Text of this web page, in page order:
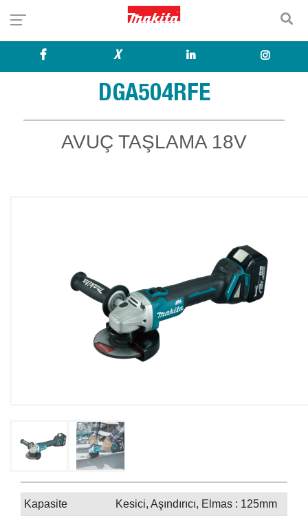
X
DGA504RFE
AVUÇ TAŞLAMA 18V
Kapasite
Kesici, Aşındırıcı, Elmas : 125mm